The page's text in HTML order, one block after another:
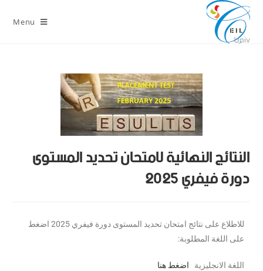
Menu
النتائج النهائية لامتحان تحديد المستوى
دورة فيفري 2025
للاطلاع على نتائج امتحان تحديد المستوى دورة فيفري 2025 اضغط
على اللغة المطلوبة:
اللغة الانجليزية اضغط هنا